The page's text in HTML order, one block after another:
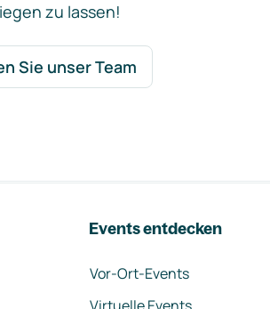
zu lassen!
Sie unser Team
Events entdecken
Vor-Ort-Events